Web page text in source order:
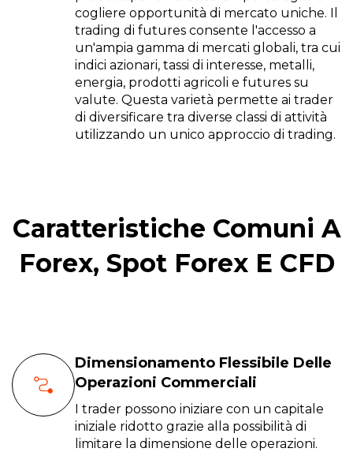
cogliere opportunità di mercato uniche. Il
trading di futures consente l'accesso a
un'ampia gamma di mercati globali, tra cui
indici azionari, tassi di interesse, metalli,
energia, prodotti agricoli e futures su
valute. Questa varietà permette ai trader
di diversificare tra diverse classi di attività
utilizzando un unico approccio di trading.
Caratteristiche Comuni A
Forex, Spot Forex E CFD
Dimensionamento Flessibile Delle
Operazioni Commerciali
I trader possono iniziare con un capitale
iniziale ridotto grazie alla possibilità di
limitare la dimensione delle operazioni.